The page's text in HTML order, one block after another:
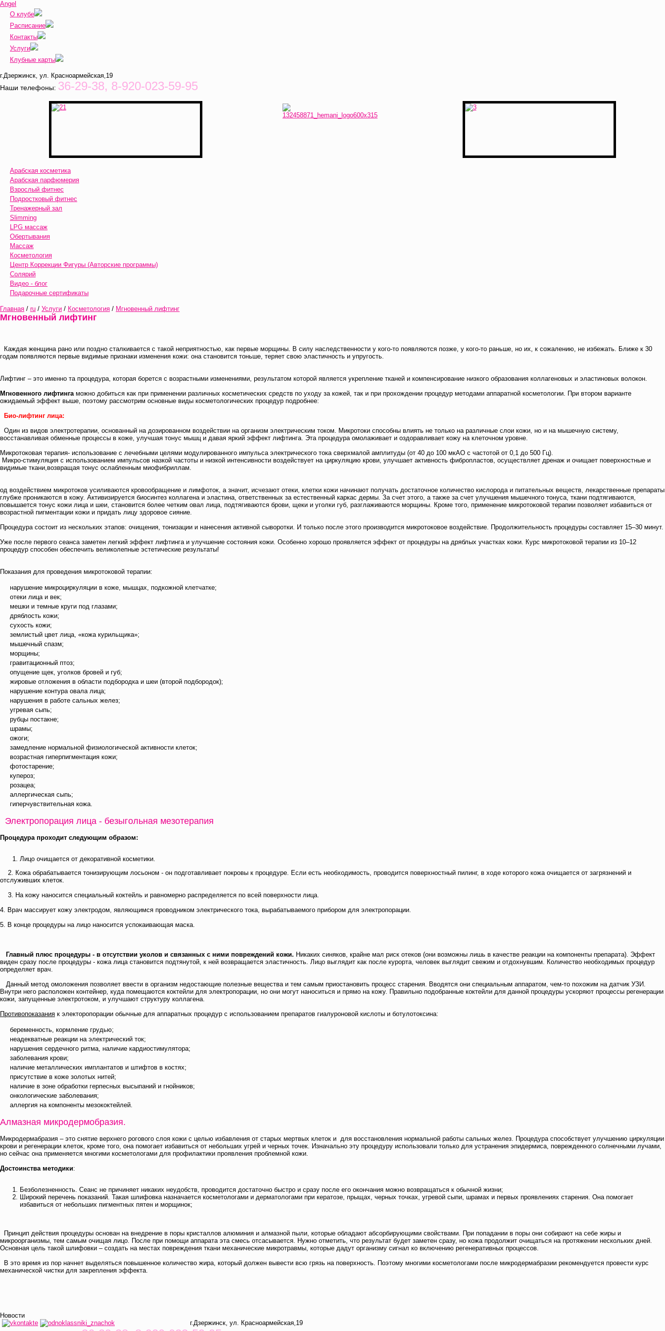
Angel
О клубе
Расписание
Контакты
Услуги
Клубные карты
г.Дзержинск, ул. Красноармейская,19
Наши телефоны: 36-29-38, 8-920-023-59-95
Арабская косметика
Арабская парфюмерия
Взрослый фитнес
Подростковый фитнес
Тренажерный зал
Slimming
LPG массаж
Обертывания
Массаж
Косметология
Центр Коррекции Фигуры (Авторские программы)
Солярий
Видео - блог
Подарочные сертификаты
Главная / ru / Услуги / Косметология / Мгновенный лифтинг
Мгновенный лифтинг
Каждая женщина рано или поздно сталкивается с такой неприятностью, как первые морщины. В силу наследственности у кого-то появляются позже, у кого-то раньше, но их, к сожалению, не избежать. Ближе к 30
годам появляются первые видимые признаки изменения кожи: она становится тоньше, теряет свою эластичность и упругость.
Лифтинг – это именно та процедура, которая борется с возрастными изменениями, результатом которой является укрепление тканей и компенсирование низкого образования коллагеновых и эластиновых волокон.
Мгновенного лифтингаможно добиться как при применении различных косметических средств по уходу за кожей, так и при прохождении процедур методами аппаратной косметологии. При втором варианте
ожидаемый эффект выше, поэтому рассмотрим основные виды косметологических процедур подробнее:
Био-лифтинг лица:
Один из видов электротерапии, основанный на дозированном воздействии на организм электрическим током. Микротоки способны влиять не только на различные слои кожи, но и на мышечную систему,
восстанавливая обменные процессы в коже, улучшая тонус мышц и давая яркий эффект лифтинга. Эта процедура омолаживает и оздоравливает кожу на клеточном уровне.
Микротоковая терапия- использование с лечебными целями модулированного импульса электрического тока сверхмалой амплитуды (от 40 до 100 мкАО с частотой от 0,1 до 500 Гц).
Микро-стимуляция с использованием импульсов назкой частоты и низкой интенсивности воздействует на циркуляцию крови, улучшает активность фибропластов, осуществляет дренаж и очищает поверхностные и
видимые ткани,возвращая тонус ослабленным миофибриллам.
од воздействием микротоков усиливаются кровообращение и лимфоток, а значит, исчезают отеки, клетки кожи начинают получать достаточное количество кислорода и питательных веществ, лекарственные препараты
глубже проникаются в кожу. Активизируется биосинтез коллагена и эластина, ответственных за естественный каркас дермы. За счет этого, а также за счет улучшения мышечного тонуса, ткани подтягиваются,
повышается тонус кожи лица и шеи, становится более четким овал лица, подтягиваются брови, щеки и уголки губ, разглаживаются морщины. Кроме того, применение микротоковой терапии позволяет избавиться от
возрастной пигментации кожи и придать лицу здоровое сияние.
Процедура состоит из нескольких этапов: очищения, тонизации и нанесения активной сыворотки. И только после этого производится микротоковое воздействие. Продолжительность процедуры составляет 15–30 минут.
Уже после первого сеанса заметен легкий эффект лифтинга и улучшение состояния кожи. Особенно хорошо проявляется эффект от процедуры на дряблых участках кожи. Курс микротоковой терапии из 10–12
процедур способен обеспечить великолепные эстетические результаты!
Показания для проведения микротоковой терапии:
нарушение микроциркуляции в коже, мышцах, подкожной клетчатке;
отеки лица и век;
мешки и темные круги под глазами;
дряблость кожи;
сухость кожи;
землистый цвет лица, «кожа курильщика»;
мышечный спазм;
морщины;
гравитационный птоз;
опущение щек, уголков бровей и губ;
жировые отложения в области подбородка и шеи (второй подбородок);
нарушение контура овала лица;
нарушения в работе сальных желез;
угревая сыпь;
рубцы постакне;
шрамы;
ожоги;
замедление нормальной физиологической активности клеток;
возрастная гиперпигментация кожи;
фотостарение;
купероз;
розацеа;
аллергическая сыпь;
гиперчувствительная кожа.
Электропорация лица - безыгольная мезотерапия
Процедура проходит следующим образом:
Лицо очищается от декоративной косметики.
2. Кожа обрабатывается тонизирующим лосьоном - он подготавливает покровы к процедуре. Если есть необходимость, проводится поверхностный пилинг, в ходе которого кожа очищается от загрязнений и
отслуживших клеток.
3. На кожу наносится специальный коктейль и равномерно распределяется по всей поверхности лица.
4. Врач массирует кожу электродом, являющимся проводником электрического тока, вырабатываемого прибором для электропорации.
5. В конце процедуры на лицо наносится успокаивающая маска.
Главный плюс процедуры - в отсутствии уколов и связанных с ними повреждений кожи. Никаких синяков, крайне мал риск отеков (они возможны лишь в качестве реакции на компоненты препарата). Эффект
виден сразу после процедуры - кожа лица становится подтянутой, к ней возвращается эластичность. Лицо выглядит как после курорта, человек выглядит свежим и отдохнувшим. Количество необходимых процедур
определяет врач.
Данный метод омоложения позволяет ввести в организм недостающие полезные вещества и тем самым приостановить процесс старения. Вводятся они специальным аппаратом, чем-то похожим на датчик УЗИ.
Внутри него расположен контейнер, куда помещаются коктейли для электропорации, но они могут наноситься и прямо на кожу. Правильно подобранные коктейли для данной процедуры ускоряют процессы регенерации
кожи, запущенные электротоком, и улучшают структуру коллагена.
Противопоказания к электоропорации обычные для аппаратных процедур с использованием препаратов гиалуроновой кислоты и ботулотоксина:
беременность, кормление грудью;
неадекватные реакции на электрический ток;
нарушения сердечного ритма, наличие кардиостимулятора;
заболевания крови;
наличие металлических имплантатов и штифтов в костях;
присутствие в коже золотых нитей;
наличие в зоне обработки герпесных высыпаний и гнойников;
онкологические заболевания;
аллергия на компоненты мезококтейлей.
Алмазная микродермобразия.
Микродермабразия – это снятие верхнего рогового слоя кожи с целью избавления от старых мертвых клеток и для восстановления нормальной работы сальных желез. Процедура способствует улучшению циркуляции
крови и регенерации клеток, кроме того, она помогает избавиться от небольших угрей и черных точек. Изначально эту процедуру использовали только для устранения эпидермиса, поврежденного солнечными лучами,
но сейчас она применяется многими косметологами для профилактики проявления проблемной кожи.
Достоинства методики:
Безболезненность. Сеанс не причиняет никаких неудобств, проводится достаточно быстро и сразу после его окончания можно возвращаться к обычной жизни;
Широкий перечень показаний. Такая шлифовка назначается косметологами и дерматологами при кератозе, прыщах, черных точках, угревой сыпи, шрамах и первых проявлениях старения. Она помогает
избавиться от небольших пигментных пятен и морщинок;
Принцип действия процедуры основан на внедрение в поры кристаллов алюминия и алмазной пыли, которые обладают абсорбирующими свойствами. При попадании в поры они собирают на себе жиры и
микроорганизмы, тем самым очищая лицо. После при помощи аппарата эта смесь отсасывается. Нужно отметить, что результат будет заметен сразу, но кожа продолжит очищаться на протяжении нескольких дней.
Основная цель такой шлифовки – создать на местах повреждения ткани механические микротравмы, которые дадут организму сигнал ко включению регенеративных процессов.
В это время из пор начнет выделяться повышенное количество жира, который должен вывести всю грязь на поверхность. Поэтому многими косметологами после микродермабразии рекомендуется провести курс
механической чистки для закрепления эффекта.
Новости
г.Дзержинск, ул. Красноармейская,19